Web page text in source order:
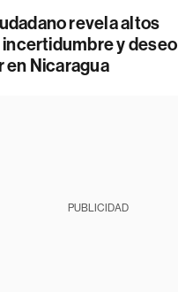
revela altos
y deseo
en Nicaragua
PUBLICIDAD